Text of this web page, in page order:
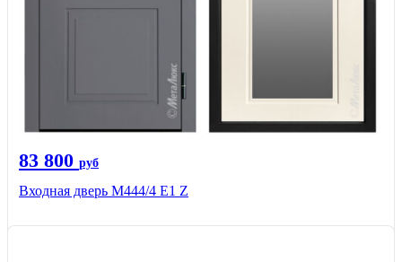
83 800 руб
Входная дверь М444/4 Е1 Z